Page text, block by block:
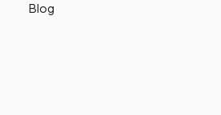
Blog